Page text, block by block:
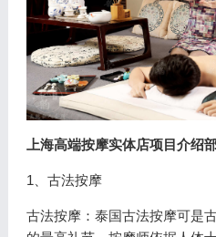
上海高端按摩实体店项目介绍
1、古法按摩
古法按摩：泰国古法按摩可是